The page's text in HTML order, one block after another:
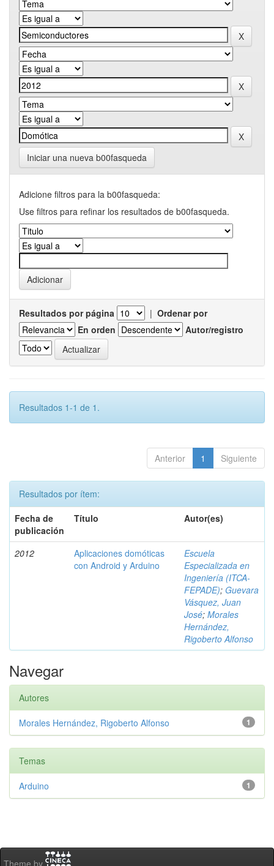
Iniciar una nueva b00fasqueda
Adicione filtros para la b00fasqueda:
Use filtros para refinar los resultados de b00fasqueda.
Resultados por página | Ordenar por
En orden
Autor/registro
Resultados 1-1 de 1.
Anterior 1 Siguiente
Resultados por ítem:
Fecha de
publicación
Título Autor(es)
2012
Aplicaciones domóticas
con Android y Arduino
Escuela
Especializada en
Ingeniería (ITCA-
FEPADE); Guevara
Vásquez, Juan
José; Morales
Hernández,
Rigoberto Alfonso
Navegar
Autores
1
Morales Hernández, Rigoberto Alfonso
Temas
1
Arduino